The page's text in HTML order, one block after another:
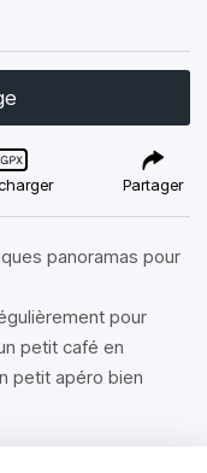
Partager
panoramas pour
pour
petit café en
petit apéro bien